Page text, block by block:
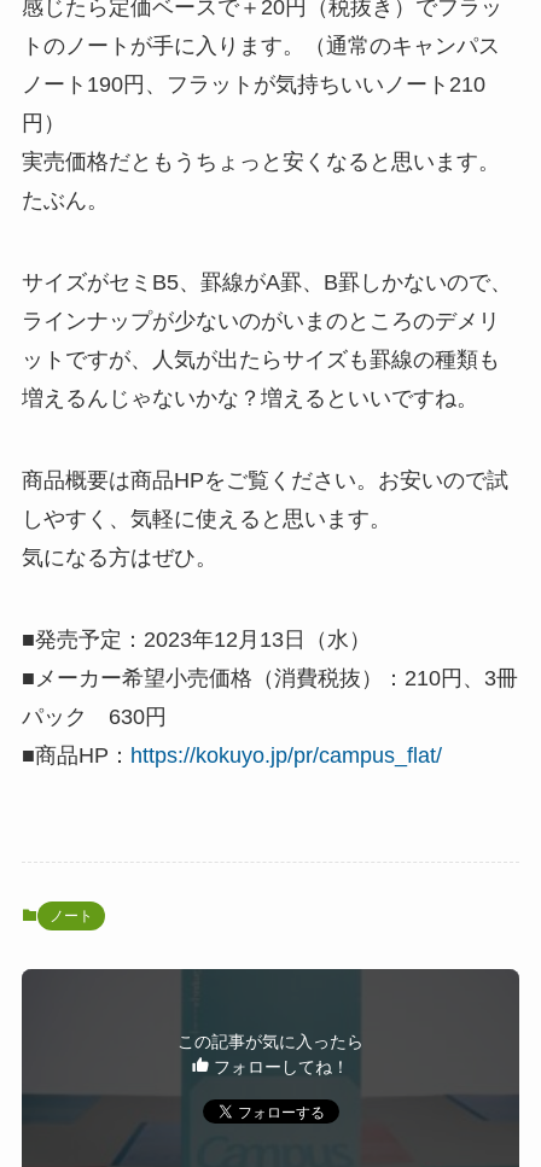
感じたら定価ベースで＋20円（税抜き）でフラッ
トのノートが手に入ります。（通常のキャンパス
ノート190円、フラットが気持ちいいノート210
円）
実売価格だともうちょっと安くなると思います。
たぶん。
サイズがセミB5、罫線がA罫、B罫しかないので、
ラインナップが少ないのがいまのところのデメリ
ットですが、人気が出たらサイズも罫線の種類も
増えるんじゃないかな？増えるといいですね。
商品概要は商品HPをご覧ください。お安いので試
しやすく、気軽に使えると思います。
気になる方はぜひ。
■発売予定：2023年12月13日（水）
■メーカー希望小売価格（消費税抜）：210円、3冊
パック 630円
■商品HP： https://kokuyo.jp/pr/campus_flat/
ノート
この記事が気に入ったら
フォローしてね！